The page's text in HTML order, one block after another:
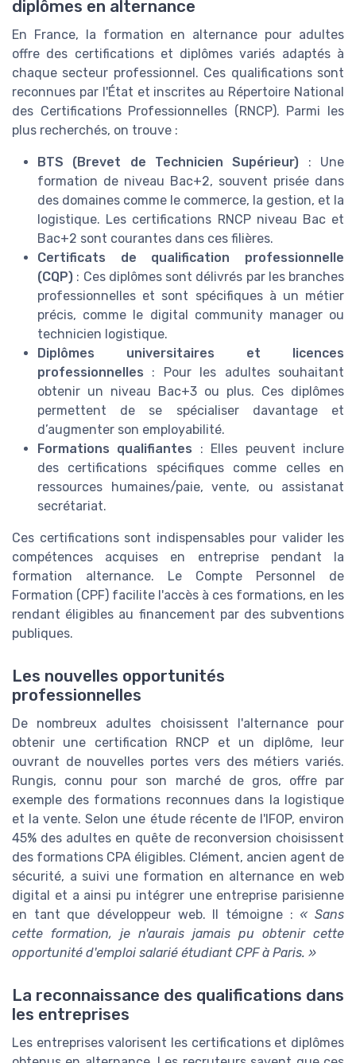
diplômes en alternance
En France, la formation en alternance pour adultes
offre des certifications et diplômes variés adaptés à
chaque secteur professionnel. Ces qualifications sont
reconnues par l'État et inscrites au Répertoire National
des Certifications Professionnelles (RNCP). Parmi les
plus recherchés, on trouve :
BTS (Brevet de Technicien Supérieur) : Une
formation de niveau Bac+2, souvent prisée dans
des domaines comme le commerce, la gestion, et la
logistique. Les certifications RNCP niveau Bac et
Bac+2 sont courantes dans ces filières.
Certificats de qualification professionnelle
(CQP) : Ces diplômes sont délivrés par les branches
professionnelles et sont spécifiques à un métier
précis, comme le digital community manager ou
technicien logistique.
Diplômes universitaires et licences
professionnelles : Pour les adultes souhaitant
obtenir un niveau Bac+3 ou plus. Ces diplômes
permettent de se spécialiser davantage et
d’augmenter son employabilité.
Formations qualifiantes : Elles peuvent inclure
des certifications spécifiques comme celles en
ressources humaines/paie, vente, ou assistanat
secrétariat.
Ces certifications sont indispensables pour valider les
compétences acquises en entreprise pendant la
formation alternance. Le Compte Personnel de
Formation (CPF) facilite l'accès à ces formations, en les
rendant éligibles au financement par des subventions
publiques.
Les nouvelles opportunités
professionnelles
De nombreux adultes choisissent l'alternance pour
obtenir une certification RNCP et un diplôme, leur
ouvrant de nouvelles portes vers des métiers variés.
Rungis, connu pour son marché de gros, offre par
exemple des formations reconnues dans la logistique
et la vente. Selon une étude récente de l'IFOP, environ
45% des adultes en quête de reconversion choisissent
des formations CPA éligibles. Clément, ancien agent de
sécurité, a suivi une formation en alternance en web
digital et a ainsi pu intégrer une entreprise parisienne
en tant que développeur web. Il témoigne : « Sans
cette formation, je n'aurais jamais pu obtenir cette
opportunité d'emploi salarié étudiant CPF à Paris. »
La reconnaissance des qualifications dans
les entreprises
Les entreprises valorisent les certifications et diplômes